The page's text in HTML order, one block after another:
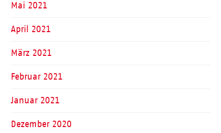
Mai 2021
April 2021
März 2021
Februar 2021
Januar 2021
Dezember 2020